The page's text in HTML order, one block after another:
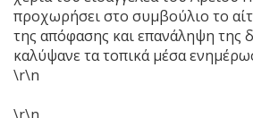
προχωρήσει στο συμβούλιο το
της απόφασης και επανάληψη της
καλύψανε τα τοπικά μέσα
\r\n